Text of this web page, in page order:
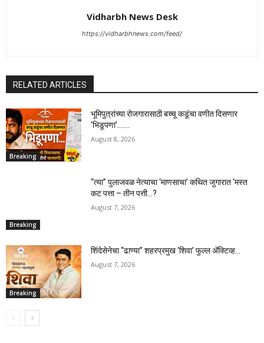
Vidharbh News Desk
https://vidharbhnews.com/feed/
RELATED ARTICLES
Breaking
भूमिपुत्रांच्या रोजगारासाठी बच्चू कडूंचा वणीत दिसणार
‘भिडूपणा’…….
August 8, 2026
Breaking
“त्या” पुलाजवळ नेत्याचा ‘माणसाचा’ कथित जुगारात ‘मस्त
कट पत्ता – तीन पत्ती…?
August 7, 2026
Breaking
शिंदेसेनेचा “ढाण्या” शहरप्रमुख ‘शिवा’ फुल्ल ॲक्टिव्ह…
August 7, 2026